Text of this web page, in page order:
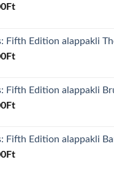
Ft
Fifth Edition alappakli
Ft
Fifth Edition alappakli
Ft
Fifth Edition alappakli
Ft